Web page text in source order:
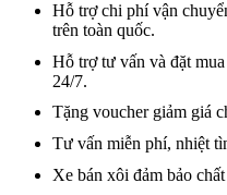
Hỗ trợ chi phí vận
trên toàn quốc.
Hỗ trợ tư vấn và đặt
24/7.
Tặng voucher giảm giá
Tư vấn miễn phí, nhiệt
Xe bán xôi đảm bảo